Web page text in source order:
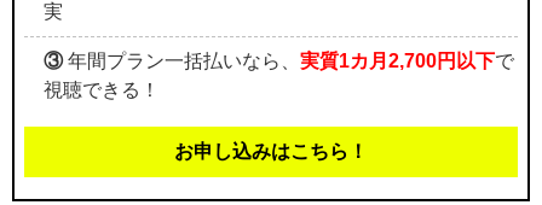
実
③年間プラン一括払いなら、 実質1カ月2,700円以下で
視聴できる！
お申し込みはこちら！